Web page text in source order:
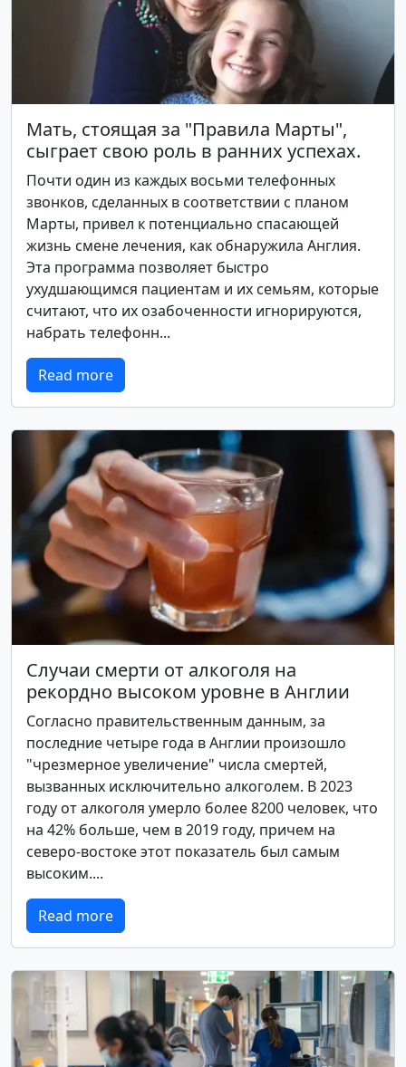
Мать, стоящая за "Правила Марты",
сыграет свою роль в ранних успехах.
Почти один из каждых восьми телефонных
звонков, сделанных в соответствии с планом
Марты, привел к потенциально спасающей
жизнь смене лечения, как обнаружила Англия.
Эта программа позволяет быстро
ухудшающимся пациентам и их семьям, которые
считают, что их озабоченности игнорируются,
набрать телефонн...
Read more
Случаи смерти от алкоголя на
рекордно высоком уровне в Англии
Согласно правительственным данным, за
последние четыре года в Англии произошло
"чрезмерное увеличение" числа смертей,
вызванных исключительно алкоголем. В 2023
году от алкоголя умерло более 8200 человек, что
на 42% больше, чем в 2019 году, причем на
северо-востоке этот показатель был самым
высоким....
Read more